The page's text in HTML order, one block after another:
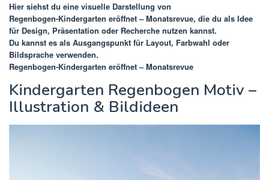
Hier siehst du eine visuelle Darstellung von
Regenbogen-Kindergarten eröffnet – Monatsrevue, die du als Idee
für Design, Präsentation oder Recherche nutzen kannst.
Du kannst es als Ausgangspunkt für Layout, Farbwahl oder
Bildsprache verwenden.
Regenbogen-Kindergarten eröffnet – Monatsrevue
Kindergarten Regenbogen Motiv –
Illustration & Bildideen